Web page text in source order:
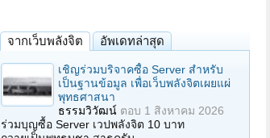
จากเว็บพลังจิต อัพเดทล่าสุด
เชิญร่วมบริจาคซื้อ Server สำหรับ
เป็นฐานข้อมูล เพื่อเว็บพลังจิตเผยแผ่
พุทธศาสนา
ธรรมวิวัฒน์ ตอบ 1 สิงหาคม 2026
ร่วมบุญซื้อ Server เวปพลังจิต 10 บาท